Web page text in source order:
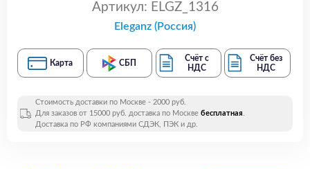
Артикул: ELGZ_1316
Eleganz (Россия)
Карта СБП
Счёт с
НДС
Счёт без
НДС
Стоимость доставки по Москве - 2000 руб.
Для заказов от 15000 руб. доставка по Москве бесплатная.
Доставка по РФ компаниями СДЭК, ПЭК и др.